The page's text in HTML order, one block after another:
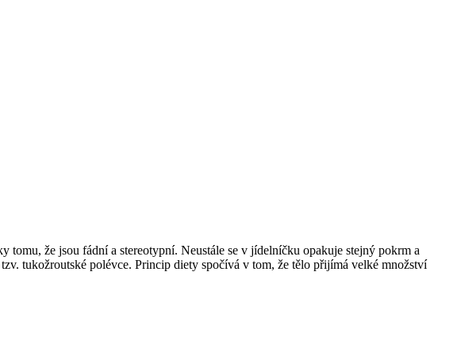
že jsou fádní a stereotypní. Neustále se v jídelníčku opakuje stejný pokrm a
tukožroutské polévce. Princip diety spočívá v tom, že tělo přijímá velké množství